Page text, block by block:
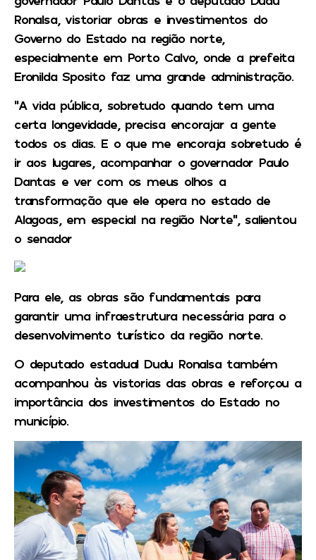
Ronalsa, vistoriar obras e investimentos do
Governo do Estado na região norte,
especialmente em Porto Calvo, onde a prefeita
Eronilda Sposito faz uma grande administração.
“A vida pública, sobretudo quando tem uma
certa longevidade, precisa encorajar a gente
todos os dias. E o que me encoraja sobretudo é
ir aos lugares, acompanhar o governador Paulo
Dantas e ver com os meus olhos a
transformação que ele opera no estado de
Alagoas, em especial na região Norte”, salientou
o senador
Para ele, as obras são fundamentais para
garantir uma infraestrutura necessária para o
desenvolvimento turístico da região norte.
O deputado estadual Dudu Ronalsa também
acompanhou às vistorias das obras e reforçou a
importância dos investimentos do Estado no
município.